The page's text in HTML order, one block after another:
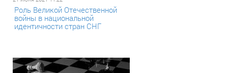
Роль Великой Отечественной
войны в национальной
идентичности стран СНГ